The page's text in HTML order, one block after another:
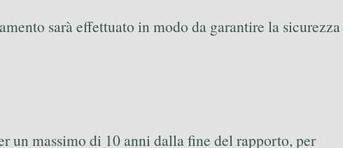
sarà effettuato in modo da garantire la sicurezza
un massimo di 10 anni dalla fine del rapporto, per